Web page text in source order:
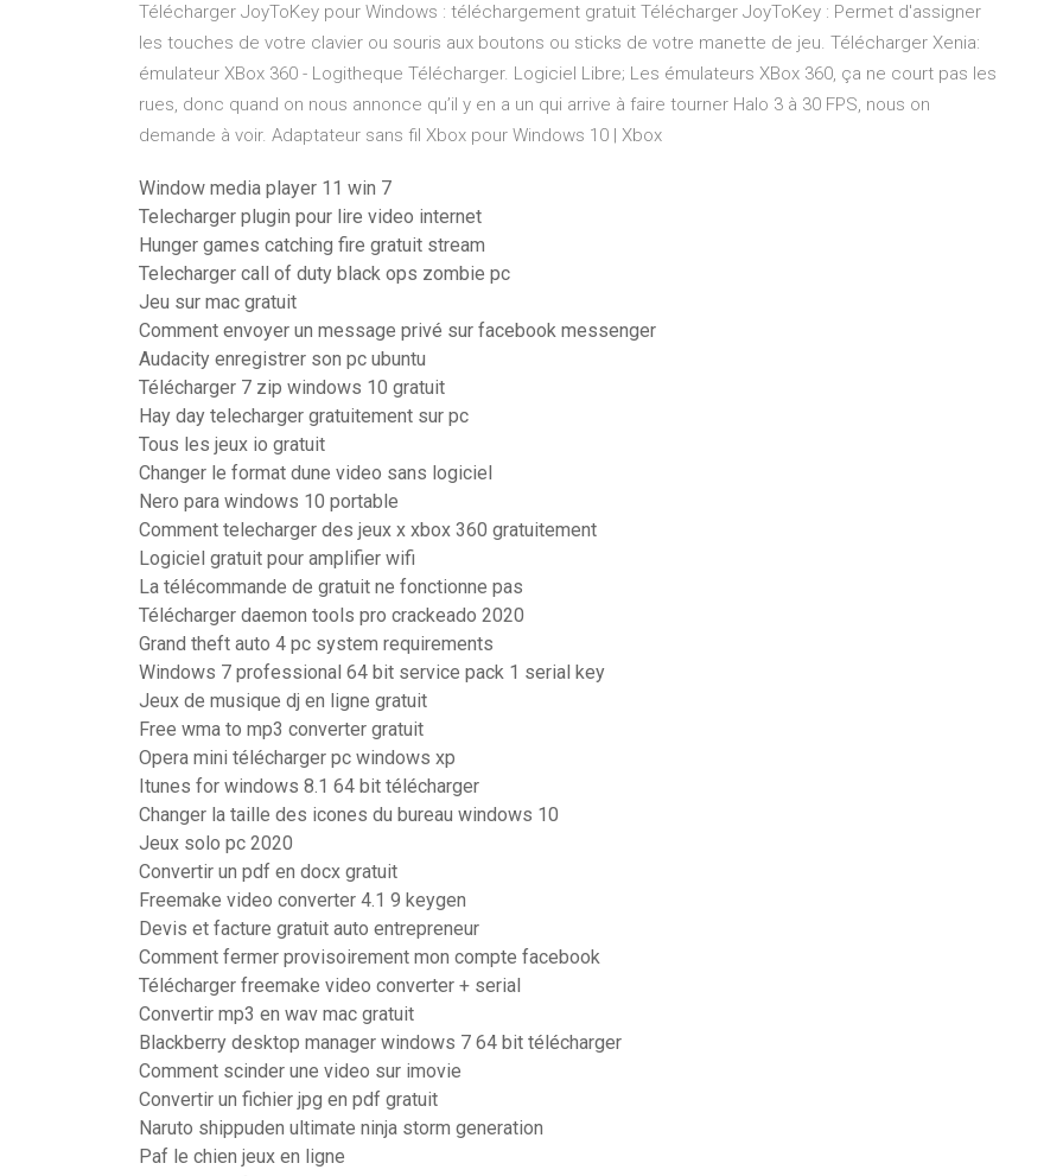
Télécharger JoyToKey pour Windows : téléchargement gratuit Télécharger JoyToKey : Permet d'assigner
les touches de votre clavier ou souris aux boutons ou sticks de votre manette de jeu. Télécharger Xenia:
émulateur XBox 360 - Logitheque Télécharger. Logiciel Libre; Les émulateurs XBox 360, ça ne court pas les
rues, donc quand on nous annonce qu’il y en a un qui arrive à faire tourner Halo 3 à 30 FPS, nous on
demande à voir. Adaptateur sans fil Xbox pour Windows 10 | Xbox
Window media player 11 win 7
Telecharger plugin pour lire video internet
Hunger games catching fire gratuit stream
Telecharger call of duty black ops zombie pc
Jeu sur mac gratuit
Comment envoyer un message privé sur facebook messenger
Audacity enregistrer son pc ubuntu
Télécharger 7 zip windows 10 gratuit
Hay day telecharger gratuitement sur pc
Tous les jeux io gratuit
Changer le format dune video sans logiciel
Nero para windows 10 portable
Comment telecharger des jeux x xbox 360 gratuitement
Logiciel gratuit pour amplifier wifi
La télécommande de gratuit ne fonctionne pas
Télécharger daemon tools pro crackeado 2020
Grand theft auto 4 pc system requirements
Windows 7 professional 64 bit service pack 1 serial key
Jeux de musique dj en ligne gratuit
Free wma to mp3 converter gratuit
Opera mini télécharger pc windows xp
Itunes for windows 8.1 64 bit télécharger
Changer la taille des icones du bureau windows 10
Jeux solo pc 2020
Convertir un pdf en docx gratuit
Freemake video converter 4.1 9 keygen
Devis et facture gratuit auto entrepreneur
Comment fermer provisoirement mon compte facebook
Télécharger freemake video converter + serial
Convertir mp3 en wav mac gratuit
Blackberry desktop manager windows 7 64 bit télécharger
Comment scinder une video sur imovie
Convertir un fichier jpg en pdf gratuit
Naruto shippuden ultimate ninja storm generation
Paf le chien jeux en ligne